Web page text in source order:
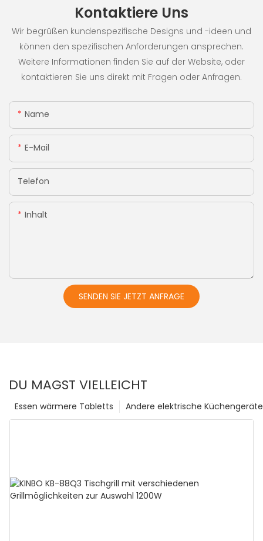
Kontaktiere Uns
Wir begrüßen kundenspezifische Designs und -ideen und
können den spezifischen Anforderungen ansprechen.
Weitere Informationen finden Sie auf der Website, oder
kontaktieren Sie uns direkt mit Fragen oder Anfragen.
Name
E-Mail
Telefon
Inhalt
SENDEN SIE JETZT ANFRAGE
DU MAGST VIELLEICHT
Andere elektrische Küchengeräte
Essen wärmere Tabletts